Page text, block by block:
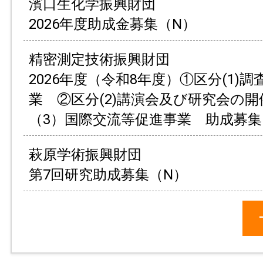
濱口生化学振興財団
2026年度助成金募集（N）
精密測定技術振興財団
2026年度（令和8年度）①区分(1)調
業 ②区分(2)講演会及び研究会の
（3）国際交流等促進事業 助成募
萩原学術振興財団
第7回研究助成募集（N）